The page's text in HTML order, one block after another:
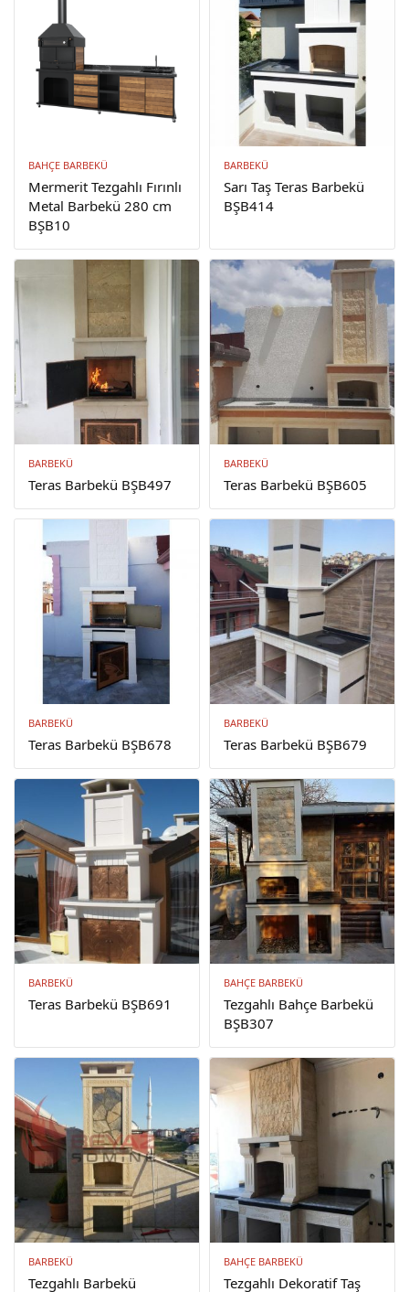
BAHÇE BARBEKÜ
Mermerit Tezgahlı Fırınlı
Metal Barbekü 280 cm
BŞB10
BARBEKÜ
Sarı Taş Teras Barbekü
BŞB414
BARBEKÜ
Teras Barbekü BŞB497
BARBEKÜ
Teras Barbekü BŞB605
BARBEKÜ
Teras Barbekü BŞB678
BARBEKÜ
Teras Barbekü BŞB679
BARBEKÜ
Teras Barbekü BŞB691
BAHÇE BARBEKÜ
Tezgahlı Bahçe Barbekü
BŞB307
BARBEKÜ
Tezgahlı Barbekü
BAHÇE BARBEKÜ
Tezgahlı Dekoratif Taş